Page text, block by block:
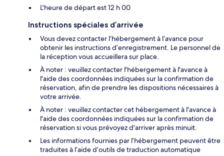
L'heure de départ est 12 h 00
Instructions spéciales d’arrivée
Vous devez contacter l’hébergement à l’avance pour
obtenir les instructions d’enregistrement. Le personnel de
la réception vous accueillera sur place.
À noter : veuillez contacter l'hébergement à l'avance à
l'aide des coordonnées indiquées sur la confirmation de
réservation, afin de prendre les dispositions nécessaires à
votre arrivée.
À noter : veuillez contacter cet hébergement à l'avance à
l'aide des coordonnées indiquées sur la confirmation de
réservation si vous prévoyez d'arriver après minuit.
Les informations fournies par l’hébergement peuvent être
traduites à l’aide d’outils de traduction automatique